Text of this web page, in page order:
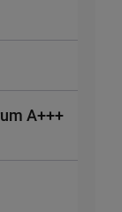
A+++